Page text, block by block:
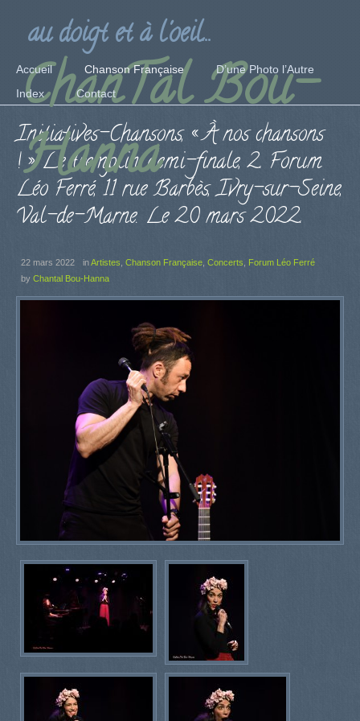
ChanTal Bou-
Hanna
au doigt et à l'oeil...
Accueil Chanson Française
D’une Photo l’Autre
Index
Contact
Initiatives-Chansons, « À nos chansons
! », Le tremplin, demi-finale, 2. Forum
Léo Ferré, 11 rue Barbès, Ivry-sur-Seine,
Val-de-Marne. Le 20 mars 2022.
22 mars 2022 inArtistes, Chanson Française, Concerts, Forum Léo Ferré
by Chantal Bou-Hanna